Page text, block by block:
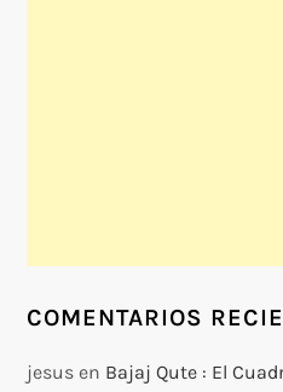
COMENTARIOS
jesus en Bajaj Qute : El